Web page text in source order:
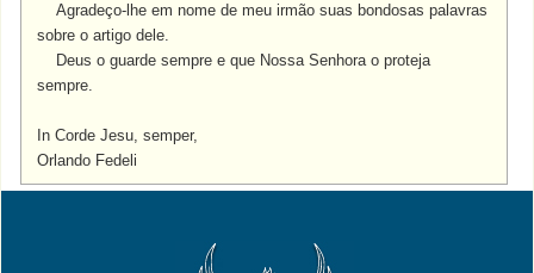
Agradeço-lhe em nome de meu irmão suas bondosas palavras
sobre o artigo dele.
Deus o guarde sempre e que Nossa Senhora o proteja
sempre.
In Corde Jesu, semper,
Orlando Fedeli